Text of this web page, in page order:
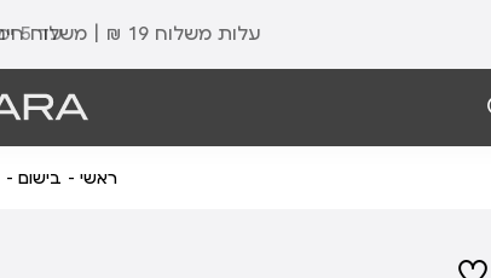
עלות משלוח 19 ₪ | משלוח חינם עד הבית בכל קנייה מעל 99 ₪ עד 5 ימי אספקה
ראשי בישום